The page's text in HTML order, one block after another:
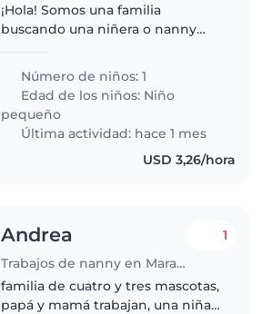
¡Hola! Somos una familia
buscando una niñera o nanny
lleno/a de energía y muy
juguetón/a. Necesitamos a
alguien que pueda ayudar con la
tarea y que se..
Número de niños: 1
Edad de los niños: Niño
pequeño
Última actividad: hace 1 mes
USD 3,26/hora
Andrea
Trabajos de nanny en Maracaibo
1
familia de cuatro y tres mascotas,
papá y mamá trabajan, una niña